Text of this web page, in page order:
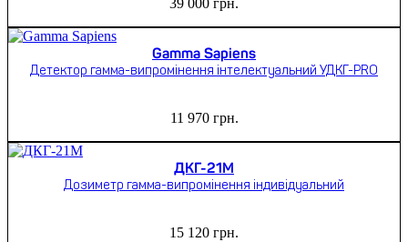
39 000 грн.
Gamma Sapiens
Детектор гамма-випромінення інтелектуальний УДКГ-PRO
11 970 грн.
ДКГ-21М
Дозиметр гамма-випромінення індивідуальний
15 120 грн.